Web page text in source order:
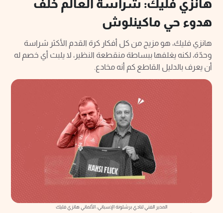
هانزي فليك: شراسة العالم خلف
هدوء حي ماكينلوش
هانزي فليك، هو مزيج من كل أفكار كرة القدم الأكثر شراسة
وحدّة، لكنه يغلفها ببساطة منقطعة النظير، لا يلبث أي خصم له
أن يعرف بالدليل القاطع كم أنه مخادع.
المدير الفني لنادي برشلونة الإسباني، الألماني هانزي فليك